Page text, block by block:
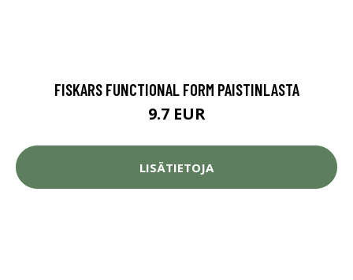
FISKARS FUNCTIONAL FORM PAISTINLASTA
9.7 EUR
LISÄTIETOJA